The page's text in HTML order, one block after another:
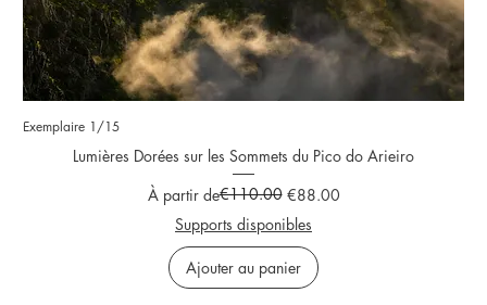
Exemplaire 1/15
Lumières Dorées sur les Sommets du Pico do Arieiro
À partir de
Prix original€110.00 €88.00
Prix promotionnel
Supports disponibles
Ajouter au panier